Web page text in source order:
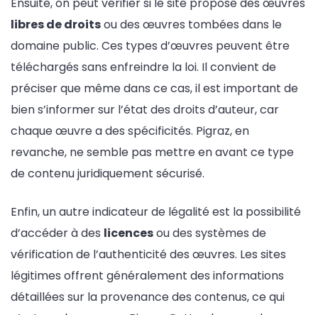
Ensuite, on peut vérifier si le site propose des œuvres
libres de droitsou des œuvres tombées dans le
domaine public. Ces types d’œuvres peuvent être
téléchargés sans enfreindre la loi. Il convient de
préciser que même dans ce cas, il est important de
bien s’informer sur l’état des droits d’auteur, car
chaque œuvre a des spécificités. Pigraz, en
revanche, ne semble pas mettre en avant ce type
de contenu juridiquement sécurisé.
Enfin, un autre indicateur de légalité est la possibilité
d’accéder à des licencesou des systèmes de
vérification de l’authenticité des œuvres. Les sites
légitimes offrent généralement des informations
détaillées sur la provenance des contenus, ce qui